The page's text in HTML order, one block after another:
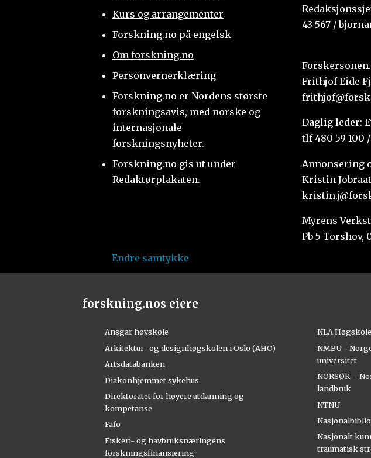
Kurs og arrangementer
Forskning.no på engelsk
Om forskning.no
Personvernerklæring
Forskning.no er Nordens største
forskningsavis, med norske og
internasjonale
forskningsnyheter.
Forskning.no gis ut under
Redaktørplakaten.
43 567 /
Frithjof Eide
Daglig leder:
tlf 480 59 100
Annonsering
Kristin
Myrens
Pb 5 Torshov,
Endre samtykke
forskning.nos eiere
Ansgar høyskole
Arkitektur- og designhøgskolen i Oslo (AHO)
Artsdatabanken
Diakonhjemmet sykehus
Direktoratet for høyere utdanning og
kompetanse
Fafo
Fiskeri- og havbruksnæringens
forskningsfinansiering
NLA
NMBU -
universitet
NORSØK –
landbruk
NTNU
Nasjonalt
traumatisk